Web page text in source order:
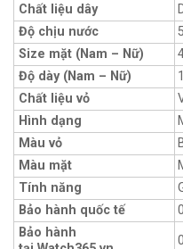
Chất liệu dây
Độ chịu nước
Size mặt (Nam – Nữ)
Độ dày (Nam – Nữ)
Chất liệu vỏ
Hình dạng
Màu vỏ
Màu mặt
Tính năng
Bảo hành quốc tế
Bảo hành